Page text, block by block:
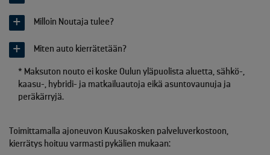
Milloin Noutaja tulee?
Miten auto kierrätetään?
* Maksuton nouto ei koske Oulun yläpuolista aluetta, sähkö-,
kaasu-, hybridi- ja matkailuautoja eikä asuntovaunuja ja
peräkärryjä.
Toimittamalla ajoneuvon Kuusakosken palveluverkostoon,
kierrätys hoituu varmasti pykälien mukaan: